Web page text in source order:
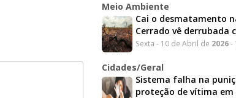
Meio Ambiente
Cai o desmatamento
Cerrado vê derrubada
Sexta - 10 de Abril de 2026-
Cidades/Geral
Sistema falha na
proteção de vítima em